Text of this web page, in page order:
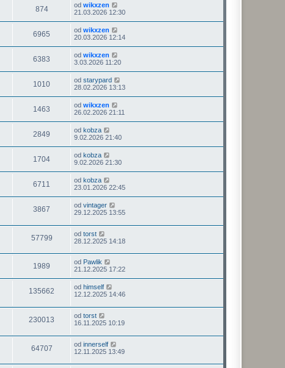
874 od wikxzen
21.03.2026 12:30
6965 od wikxzen
20.03.2026 12:14
6383 od wikxzen
3.03.2026 11:20
1010 od starypard
28.02.2026 13:13
1463 od wikxzen
26.02.2026 21:11
2849 od kobza
9.02.2026 21:40
1704 od kobza
9.02.2026 21:30
6711 od kobza
23.01.2026 22:45
3867 od vintager
29.12.2025 13:55
57799 od torst
28.12.2025 14:18
1989 od Pawlik
21.12.2025 17:22
135662 od himself
12.12.2025 14:46
230013 od torst
16.11.2025 10:19
64707 od innerself
12.11.2025 13:49